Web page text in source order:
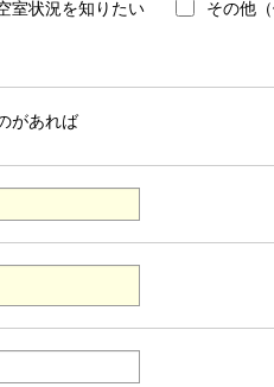
室状況を知りたい その他
があれば